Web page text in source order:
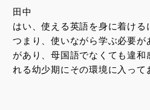
田中
はい、使える英語を身に着け
つまり、使いながら学ぶ必要が
があり、母国語でなくても違和
れる幼少期にその環境に入って